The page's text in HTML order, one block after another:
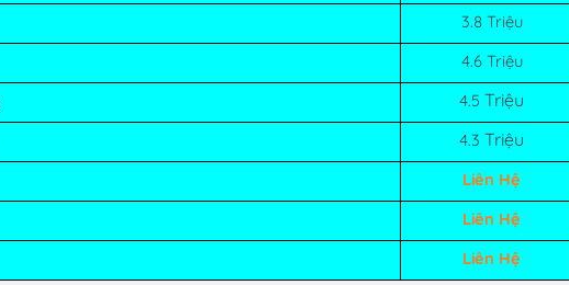
3.8 Triệu
4.6 Triệu
4.5Triệu
4.3Triệu
Liên Hệ
Liên Hệ
Liên Hệ